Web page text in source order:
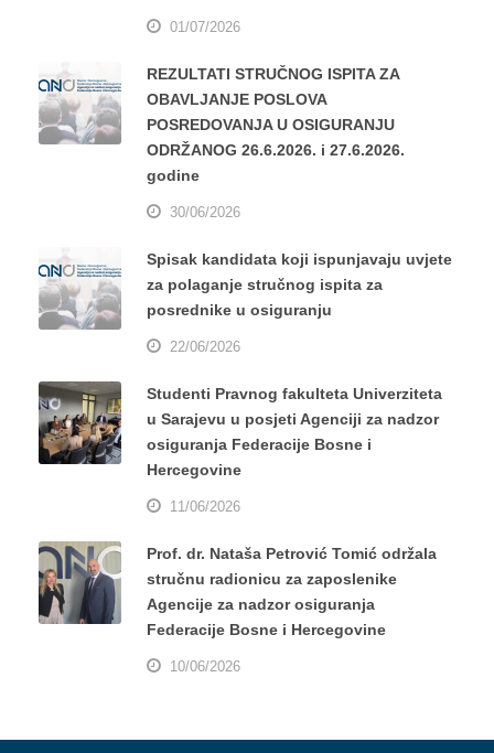
01/07/2026
REZULTATI STRUČNOG ISPITA ZA
OBAVLJANJE POSLOVA
POSREDOVANJA U OSIGURANJU
ODRŽANOG 26.6.2026. i 27.6.2026.
godine
30/06/2026
Spisak kandidata koji ispunjavaju uvjete
za polaganje stručnog ispita za
posrednike u osiguranju
22/06/2026
Studenti Pravnog fakulteta Univerziteta
u Sarajevu u posjeti Agenciji za nadzor
osiguranja Federacije Bosne i
Hercegovine
11/06/2026
Prof. dr. Nataša Petrović Tomić održala
stručnu radionicu za zaposlenike
Agencije za nadzor osiguranja
Federacije Bosne i Hercegovine
10/06/2026